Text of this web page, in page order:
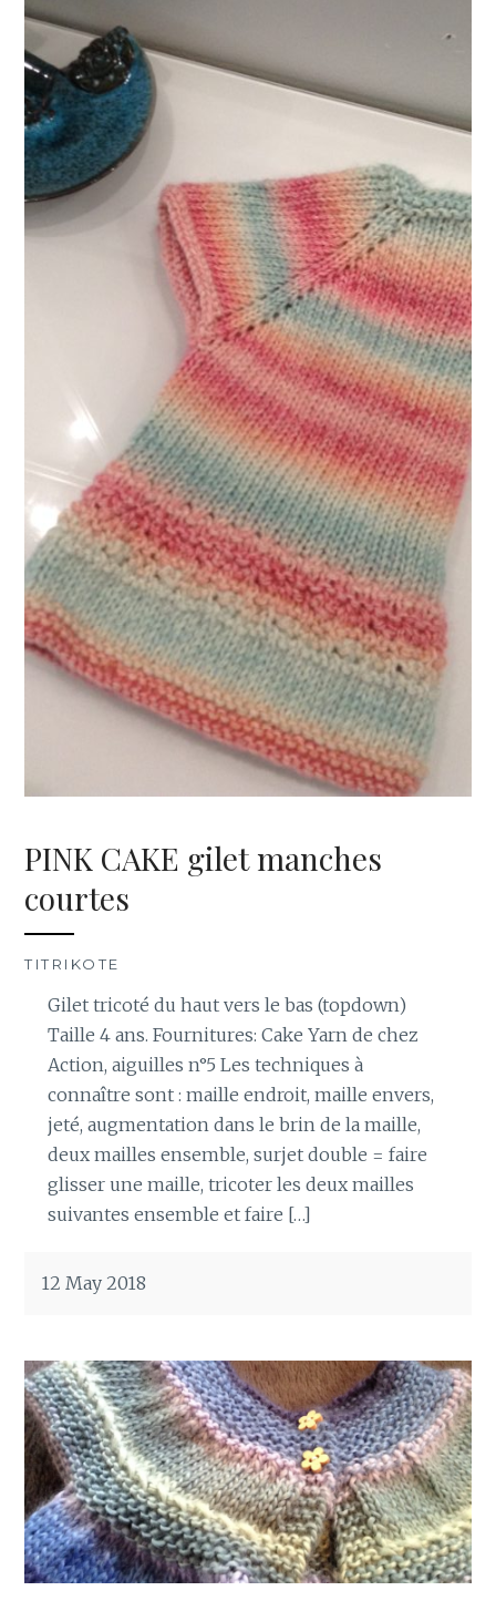
PINK CAKE gilet manches
courtes
TITRIKOTE
Gilet tricoté du haut vers le bas (topdown)
Taille 4 ans. Fournitures: Cake Yarn de chez
Action, aiguilles n°5 Les techniques à
connaître sont : maille endroit, maille envers,
jeté, augmentation dans le brin de la maille,
deux mailles ensemble, surjet double = faire
glisser une maille, tricoter les deux mailles
suivantes ensemble et faire […]
12 May 2018